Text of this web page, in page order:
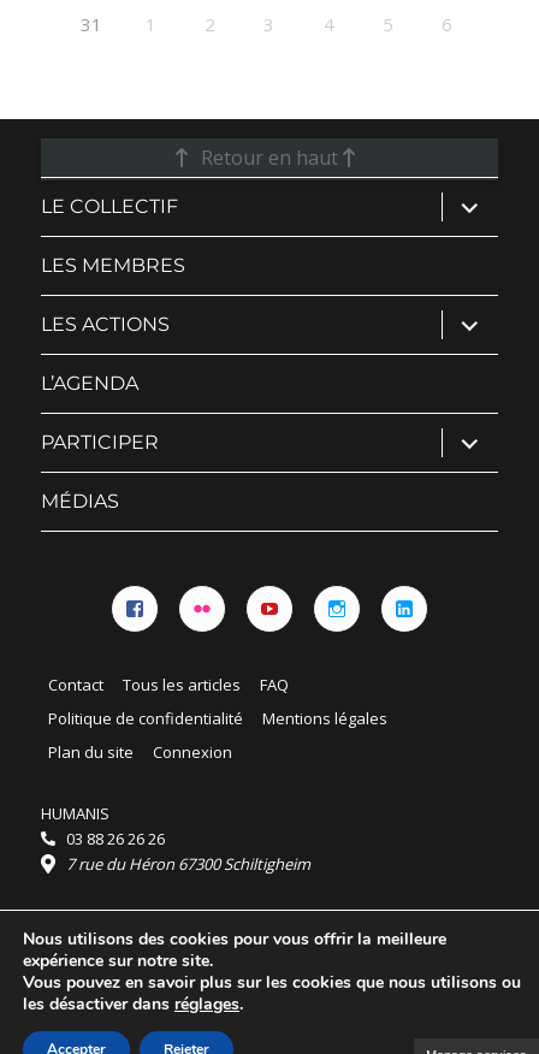
31 1 2 3 4 5 6
Retour en haut
LE COLLECTIF ouvrir
le
sous-
LES MEMBRES
LES ACTIONS ouvrir
le
sous-
L’AGENDA
PARTICIPER ouvrir
le
sous-
MÉDIAS
Contact Tous les articles
FAQ
Politique de confidentialité
Mentions légales
Plan du site
Connexion
HUMANIS
03 88 26 26 26
7 rue du Héron 67300 Schiltigheim
Horaires :
HUMANIS : du lundi au vendredi 9h - 18h
Ordidocaz : du lundi au vendredi 8h - 19h
© 2025 HUMANIS, tous droits réservés.
Licence Creative Commons Attribution 4.0
International
Nous utilisons des cookies pour vous offrir la meilleure
expérience sur notre site.
Vous pouvez en savoir plus sur les cookies que nous utilisons ou
les désactiver dans réglages.
Accepter Rejeter